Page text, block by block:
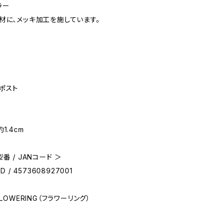
ー
に、メッキ加工を施しています。
スト
1.4cm
番 / JANコード ＞
/ 4573608927001
（フラワーリング）